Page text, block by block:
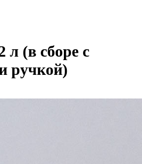
л (в сборе с
ручкой)